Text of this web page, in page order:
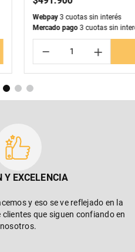
Webpay3 cuotas sin interés
Mercado pago3 cuotas sin
＋
－
Y EXCELENCIA
y eso se ve reflejado en la
que siguen confiando en
nosotros.